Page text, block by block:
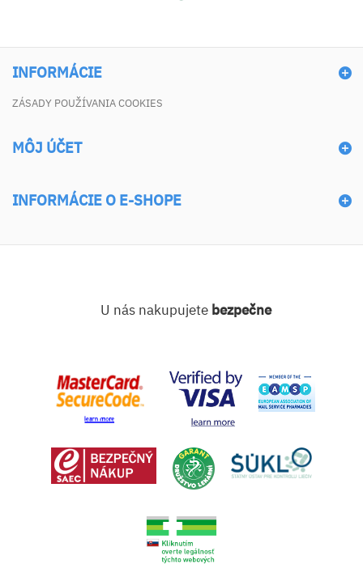
INFORMÁCIE
ZÁSADY POUŽÍVANIA COOKIES
MÔJ ÚČET
INFORMÁCIE O E-SHOPE
U nás nakupujete bezpečne